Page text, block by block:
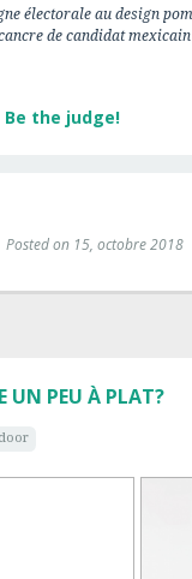
électorale au design
de candidat
Be the judge!
Posted on 15, octobre 2018
UN PEU À PLAT?